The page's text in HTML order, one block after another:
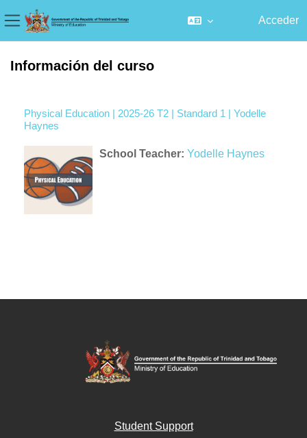
Panel lateral
Acceder
Información del curso
Physical Education | 2025-26 T2 | Standard 1 | Yodelle
Haynes
School Teacher: Yodelle Haynes
Student Support